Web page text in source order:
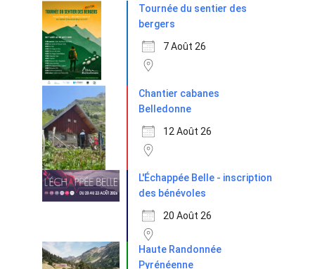
Tournée du sentier des
bergers
7 Août 26
Chantier cabanes
Belledonne
12 Août 26
L'Échappée Belle - inscription
des bénévoles
20 Août 26
Haute Randonnée
Pyrénéenne